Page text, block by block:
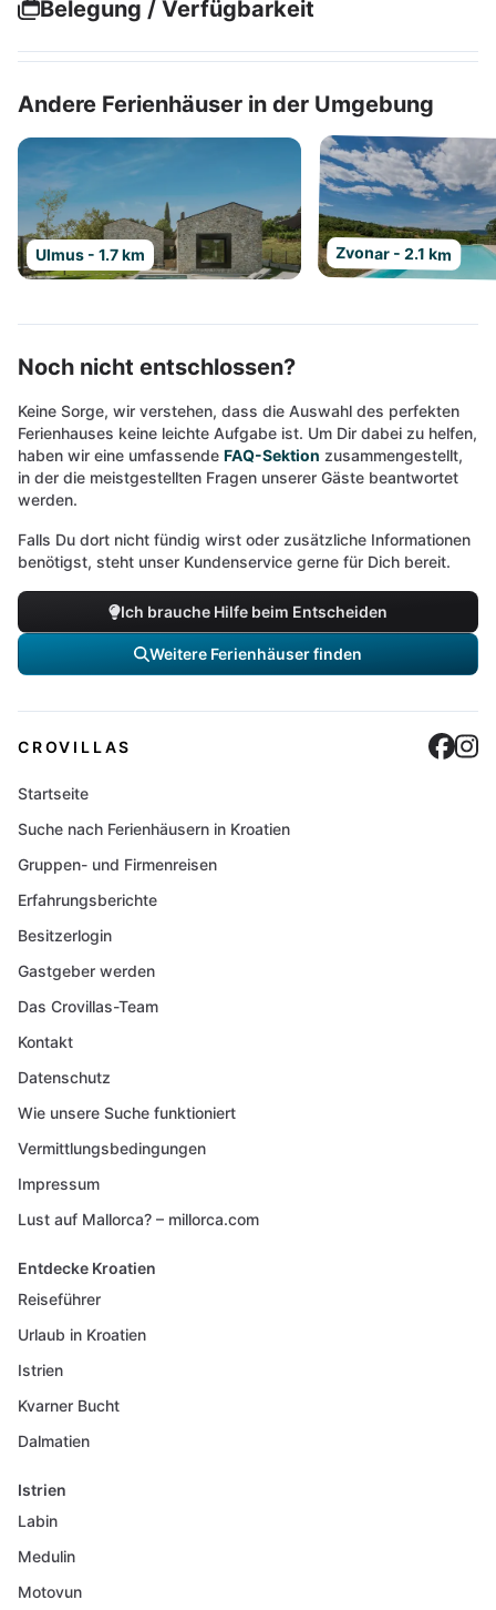
Belegung / Verfügbarkeit
Andere Ferienhäuser in der Umgebung
Ulmus - 1.7 km Zvonar - 2.1 km
Noch nicht entschlossen?
Keine Sorge, wir verstehen, dass die Auswahl des perfekten
Ferienhauses keine leichte Aufgabe ist. Um Dir dabei zu helfen,
haben wir eine umfassende FAQ-Sektion zusammengestellt,
in der die meistgestellten Fragen unserer Gäste beantwortet
werden.
Falls Du dort nicht fündig wirst oder zusätzliche Informationen
benötigst, steht unser Kundenservice gerne für Dich bereit.
Ich brauche Hilfe beim Entscheiden
Weitere Ferienhäuser finden
CROVILLAS
Startseite
Suche nach Ferienhäusern in Kroatien
Gruppen- und Firmenreisen
Erfahrungsberichte
Besitzerlogin
Gastgeber werden
Das Crovillas-Team
Kontakt
Datenschutz
Wie unsere Suche funktioniert
Vermittlungsbedingungen
Impressum
Lust auf Mallorca? – millorca.com
Entdecke Kroatien
Reiseführer
Urlaub in Kroatien
Istrien
Kvarner Bucht
Dalmatien
Istrien
Labin
Medulin
Motovun